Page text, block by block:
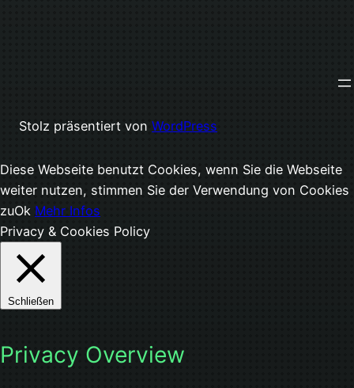
Stolz präsentiert von WordPress
Diese Webseite benutzt Cookies, wenn Sie die Webseite
weiter nutzen, stimmen Sie der Verwendung von Cookies
zuOk Mehr Infos
Privacy & Cookies Policy
Schließen
Privacy Overview